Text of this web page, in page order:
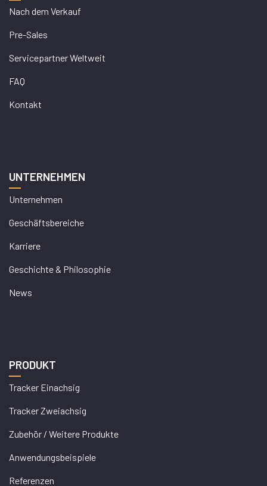
Nach dem Verkauf
Pre-Sales
Servicepartner Weltweit
FAQ
Kontakt
UNTERNEHMEN
Unternehmen
Geschäftsbereiche
Karriere
Geschichte & Philosophie
News
PRODUKT
Tracker Einachsig
Tracker Zweiachsig
Zubehör / Weitere Produkte
Anwendungsbeispiele
Referenzen